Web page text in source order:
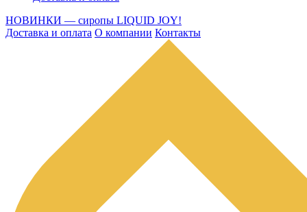
НОВИНКИ — сиропы LIQUID JOY!
Доставка и оплата О компании Контакты